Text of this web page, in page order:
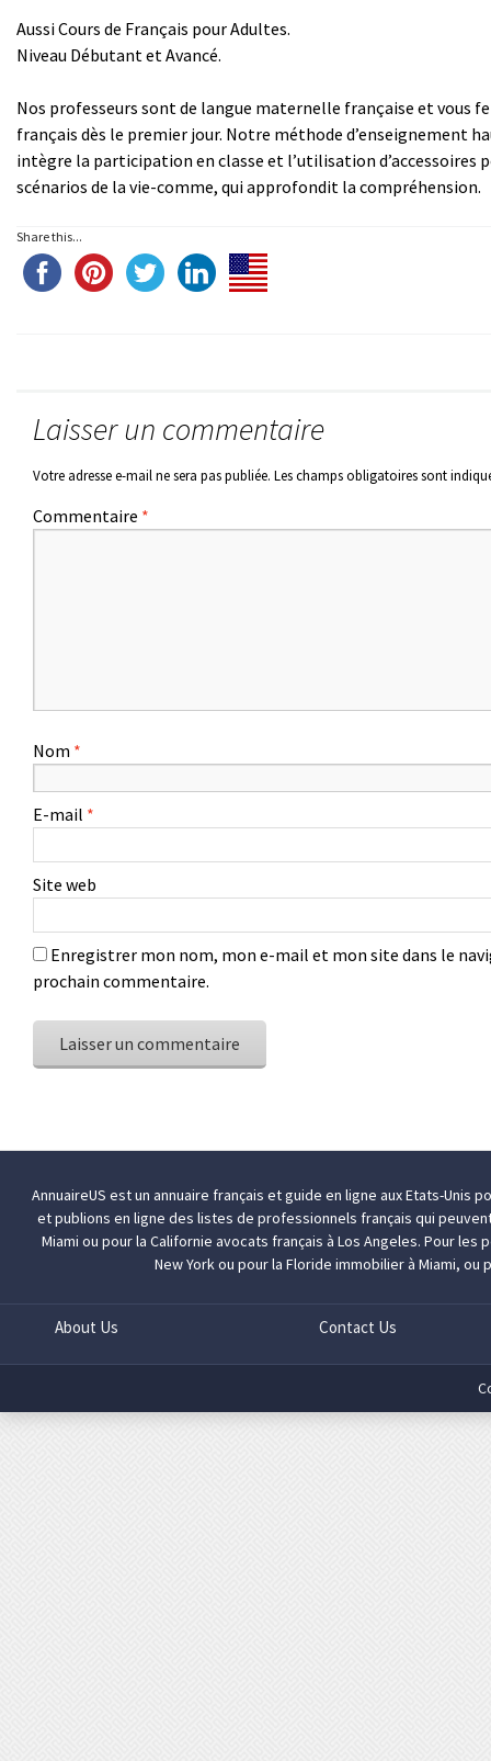
Aussi Cours de Français pour Adultes.
Niveau Débutant et Avancé.
Nos professeurs sont de langue maternelle française et vous
français dès le premier jour. Notre méthode d’enseignement
intègre la participation en classe et l’utilisation d’accessoires
scénarios de la vie-comme, qui approfondit la compréhension.
Share this...
Laisser un commentaire
Votre adresse e-mail ne sera pas publiée. Les champs obligatoires sont
Commentaire *
Nom *
E-mail *
Site web
Enregistrer mon nom, mon e-mail et mon site dans le
prochain commentaire.
AnnuaireUS est un annuaire français et guide en ligne aux Etats-Unis
et publions en ligne des listes de professionnels français qui
Miami ou pour la Californieavocats français à Los Angeles. Pour les
New Yorkou pour la Florideimmobilier à Miami, ou
About Us Contact Us